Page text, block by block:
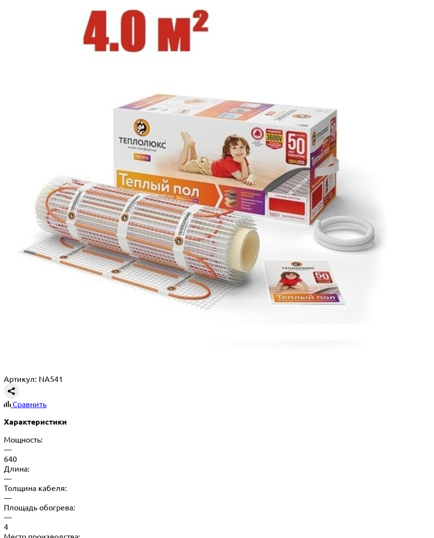
Артикул: NA541
Сравнить
Характеристики
Мощность:
—
640
Длина:
—
Толщина кабеля:
—
Площадь обогрева:
—
4